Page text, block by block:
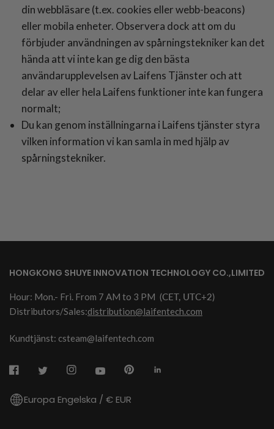
din webbläsare (t.ex. cookies eller webb-beacons)
eller mobila enheter. Observera dock att om du
förbjuder användningen av spårningstekniker kan det
hända att vi inte kan ge dig den bästa
användarupplevelsen av Laifens Tjänster och att
delar av eller hela Laifens funktioner inte kan fungera
normalt;
Du kan genom inställningarna i Laifens tjänster styra
vilken information vi kan samla in med hjälp av
spårningstekniker.
HONGKONG SHUYE INNOVATION TECHNOLOGY CO.,LIMITED
Hour: Mon.- Fri. From 7 AM to 3 PM (CET, UTC+2)
Distributors/Sales:distribution@laifentech.com
Kundtjänst: csteam@laifentech.com
Europa Engelska / € EUR